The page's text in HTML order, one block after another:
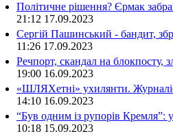
Політичне рішення? Єрмак
21:12 17.09.2023
Сергій Пашинський - бандит,
11:26 17.09.2023
Речпорт, скандал на
19:00 16.09.2023
«ШЛЯХетні» ухилянти.
14:10 16.09.2023
“Був одним із рупорів
10:18 15.09.2023